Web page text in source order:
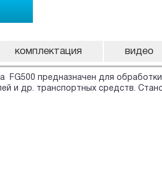
комплектация видео
FG500 предназначен для
и др. транспортных средств.